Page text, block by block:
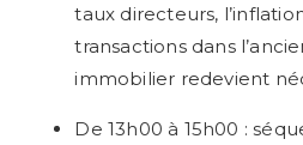
taux directeurs,
transactions dans
immobilier redevient
De 13h00 à 15h00 :